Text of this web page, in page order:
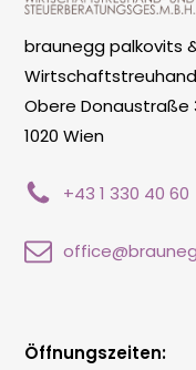
braunegg palkovits
Obere Donaustraße
1020 Wien
+43 1 330 40 60
Öffnungszeiten: